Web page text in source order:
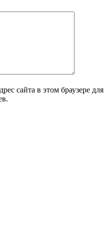
сайта в этом браузере для